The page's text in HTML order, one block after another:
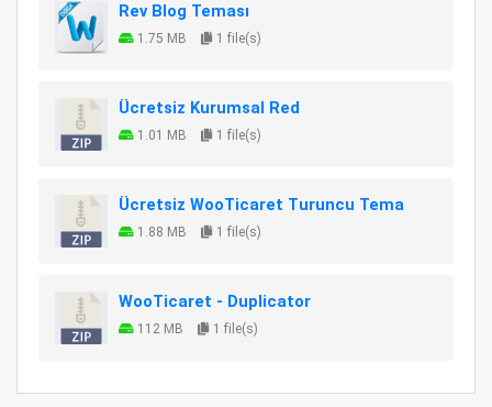
Rev Blog Teması
1.75 MB 1 file(s)
Ücretsiz Kurumsal Red
1.01 MB 1 file(s)
Ücretsiz WooTicaret Turuncu Tema
1.88 MB 1 file(s)
WooTicaret - Duplicator
112 MB 1 file(s)